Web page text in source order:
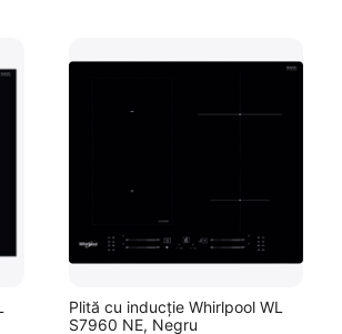
Plită cu inducție Whirlpool WL
S7960 NE, Negru